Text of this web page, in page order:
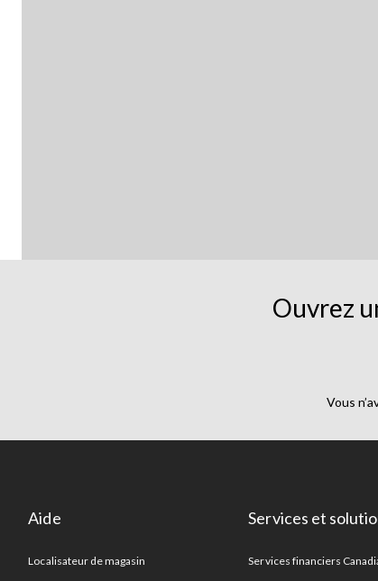
Ouvrez
Vous
Aide
Localisateur de magasin
Services et
Services financiers